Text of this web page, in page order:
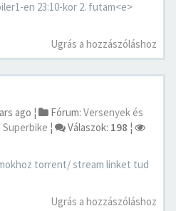
en 23:10-kor 2. futam<e>
Ugrás a hozzászóláshoz
ago ¦ Fórum: Versenyek és
Superbike ¦ Válaszok: 198 ¦
torrent/ stream linket tud
Ugrás a hozzászóláshoz